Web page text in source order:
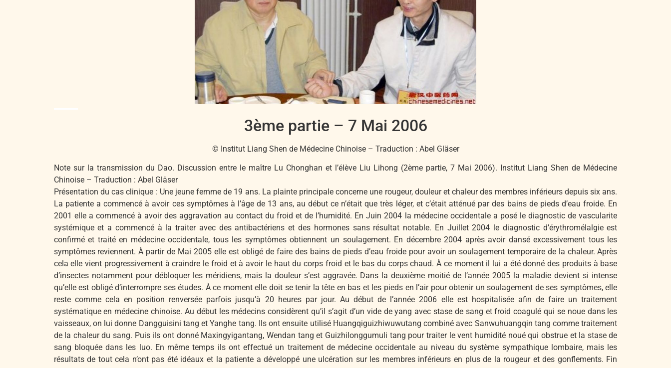
3ème partie – 7 Mai 2006
© Institut Liang Shen de Médecine Chinoise – Traduction : Abel Gläser
Note sur la transmission du Dao. Discussion entre le maître Lu Chonghan et l’élève Liu Lihong (2ème partie, 7 Mai 2006). Institut Liang Shen de Médecine
Chinoise – Traduction : Abel Gläser
Présentation du cas clinique : Une jeune femme de 19 ans. La plainte principale concerne une rougeur, douleur et chaleur des membres inférieurs depuis six ans.
La patiente a commencé à avoir ces symptômes à l’âge de 13 ans, au début ce n’était que très léger, et c’était atténué par des bains de pieds d’eau froide. En
2001 elle a commencé à avoir des aggravation au contact du froid et de l’humidité. En Juin 2004 la médecine occidentale a posé le diagnostic de vascularite
systémique et a commencé à la traiter avec des antibactériens et des hormones sans résultat notable. En Juillet 2004 le diagnostic d’érythromélalgie est
confirmé et traité en médecine occidentale, tous les symptômes obtiennent un soulagement. En décembre 2004 après avoir dansé excessivement tous les
symptômes reviennent. À partir de Mai 2005 elle est obligé de faire des bains de pieds d’eau froide pour avoir un soulagement temporaire de la chaleur. Après
cela elle vient progressivement à craindre le froid et à avoir le haut du corps froid et le bas du corps chaud. À ce moment il lui a été donné des produits à base
d’insectes notamment pour débloquer les méridiens, mais la douleur s’est aggravée. Dans la deuxième moitié de l’année 2005 la maladie devient si intense
qu’elle est obligé d’interrompre ses études. À ce moment elle doit se tenir la tête en bas et les pieds en l’air pour obtenir un soulagement de ses symptômes, elle
reste comme cela en position renversée parfois jusqu’à 20 heures par jour. Au début de l’année 2006 elle est hospitalisée afin de faire un traitement
systématique en médecine chinoise. Au début les médecins considèrent qu’il s’agit d’un vide de yang avec stase de sang et froid coagulé qui se noue dans les
vaisseaux, on lui donne Dangguisini tang et Yanghe tang. Ils ont ensuite utilisé Huangqiguizhiwuwutang combiné avec Sanwuhuangqin tang comme traitement
de la chaleur du sang. Puis ils ont donné Maxingyigantang, Wendan tang et Guizhilonggumuli tang pour traiter le vent humidité noué qui obstrue et la stase de
sang bloquée dans les luo. En même temps ils ont effectué un traitement de médecine occidentale au niveau du système sympathique lombaire, mais les
résultats de tout cela n’ont pas été idéaux et la patiente a développé une ulcération sur les membres inférieurs en plus de la rougeur et des gonflements. Fin